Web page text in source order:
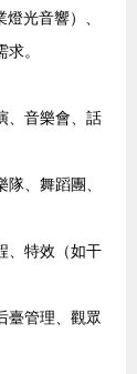
光音響）、
。
、音樂會、話
、舞蹈團、
、特效（如干
臺管理、觀眾